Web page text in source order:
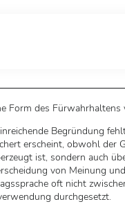
Form des Fürwahrhaltens
Begründung
erscheint, obwohl der
ist, sondern auch
von Meinung
oft nicht zwischen
durchgesetzt.